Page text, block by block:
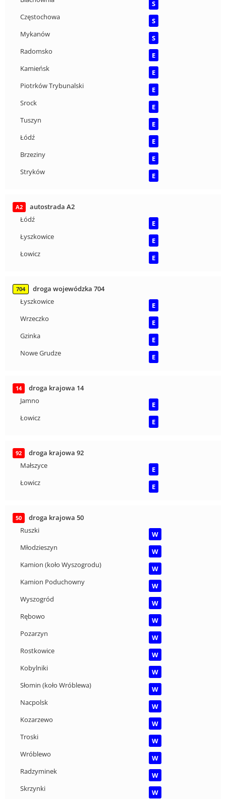
S
Częstochowa
S
Mykanów
S
Radomsko
E
Kamieńsk
E
Piotrków Trybunalski
E
Srock
E
Tuszyn
E
Łódź
E
Brzeziny
E
Stryków
E
A2
autostrada A2
Łódź
E
Łyszkowice
E
Łowicz
E
704
droga wojewódzka 704
Łyszkowice
E
Wrzeczko
E
Gzinka
E
Nowe Grudze
E
14
droga krajowa 14
Jamno
E
Łowicz
E
92
droga krajowa 92
Małszyce
E
Łowicz
E
50
droga krajowa 50
Ruszki
W
Młodzieszyn
W
Kamion (koło Wyszogrodu)
W
Kamion Poduchowny
W
Wyszogród
W
Rębowo
W
Pozarzyn
W
Rostkowice
W
Kobylniki
W
Słomin (koło Wróblewa)
W
Nacpolsk
W
Kozarzewo
W
Troski
W
Wróblewo
W
Radzyminek
W
Skrzynki
W